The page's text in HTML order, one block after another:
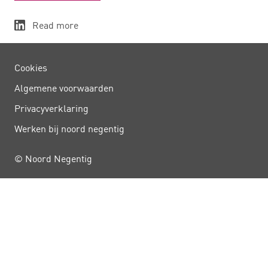
Read more
Cookies
Algemene voorwaarden
Privacy­verklaring
Werken bij noord negentig
© Noord Negentig